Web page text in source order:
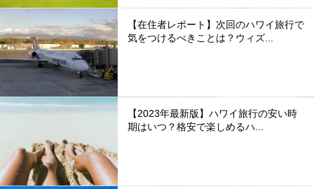
【在住者レポート】次回のハワイ旅行で
気をつけるべきことは？ウィズ...
【2023年最新版】ハワイ旅行の安い時
期はいつ？格安で楽しめるハ...